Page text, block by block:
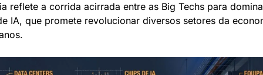
reflete a corrida acirrada entre as Big Techs para
IA, que promete revolucionar diversos setores da